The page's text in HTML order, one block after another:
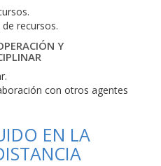
recursos.
Y
con otros agentes
EN LA